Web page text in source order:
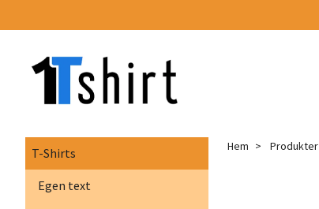
T-Shirts
Egen text
Hem Produkter